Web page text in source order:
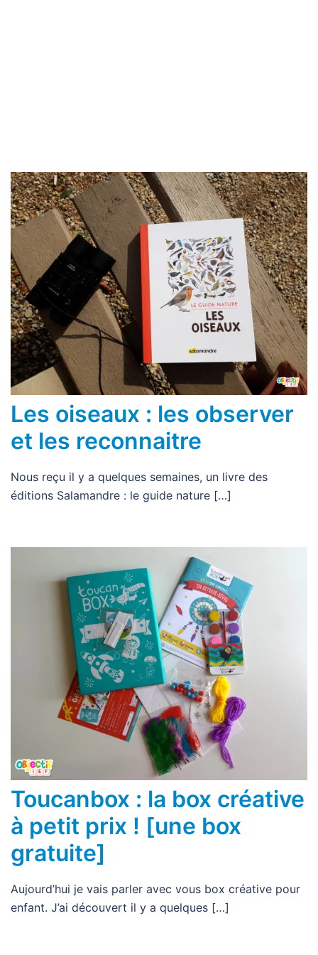
Les oiseaux : les observer
et les reconnaitre
Nous reçu il y a quelques semaines, un livre des
éditions Salamandre : le guide nature […]
Toucanbox : la box créative
à petit prix ! [une box
gratuite]
Aujourd’hui je vais parler avec vous box créative pour
enfant. J’ai découvert il y a quelques […]